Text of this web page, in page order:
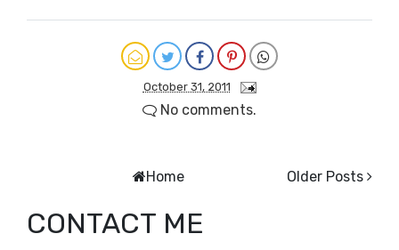
October 31, 2011
No comments.
Older Posts
Home
CONTACT ME